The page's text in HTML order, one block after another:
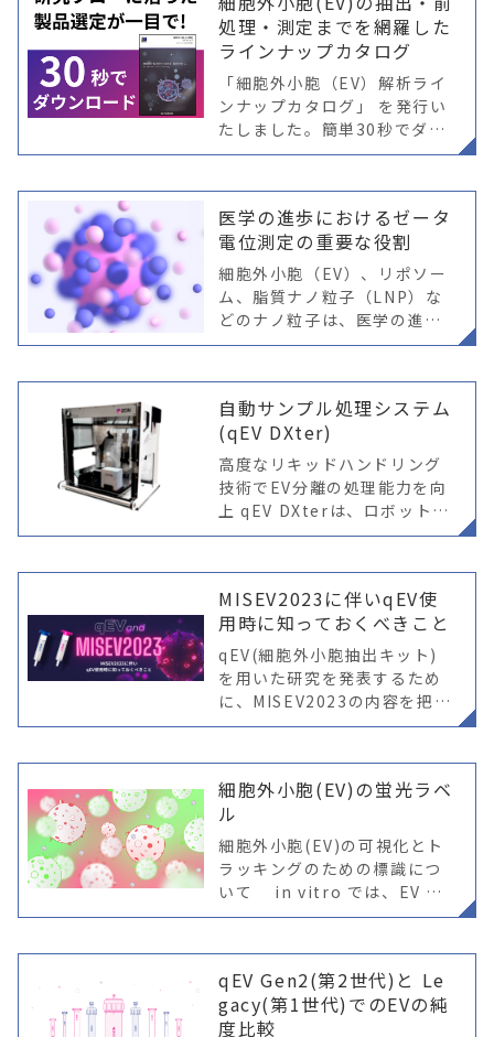
は、チップセット、アルゴリ
処理・測定までを網羅した
ラインナップカタログ
「細胞外小胞（EV）解析ライ
ンナップカタログ」 を発行い
たしました。簡単30秒でダウ
ンロードができます。是非ダ
医学の進歩におけるゼータ
電位測定の重要な役割
細胞外小胞（EV）、リポソー
ム、脂質ナノ粒子（LNP）な
どのナノ粒子は、医学の進展
に大きな可能性を秘めていま
応用において有効で安全であ
ることを保証するためには、
詳細な特性評価
自動サンプル処理システム
(qEV DXter)
高度なリキッドハンドリング
技術でEV分離の処理能力を向
上 qEV DXterは、ロボットア
ームと高度なピペッティング
用いた高スループットなEV分
離を実現します。 コンパクト
MISEV2023に伴いqEV使
用時に知っておくべきこと
qEV(細胞外小胞抽出キット)
を用いた研究を発表するため
に、MISEV2023の内容を把握
する必要があります
細胞外小胞(EV)の蛍光ラベ
ル
細胞外小胞(EV)の可視化とト
ラッキングのための標識につ
いて in vitro では、EV の
取り込みは、通常顕微鏡また
用して測定され、ラベリング
の種類として蛍光が選択され
qEV Gen2(第2世代)と Le
gacy(第1世代)でのEVの純
度比較